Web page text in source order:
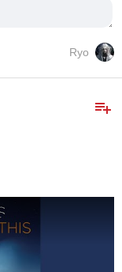
Ryo
playlist_add